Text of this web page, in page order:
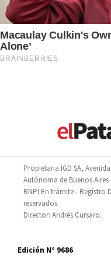
Propietaria IGD SA,
Autónoma de Buenos
RNPI En trámite - Registro
reservados.
Director: Andrés Cursaro.
Edición N° 9686